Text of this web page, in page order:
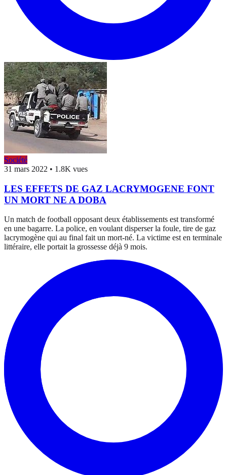
Société
31 mars 2022 • 1.8K vues
LES EFFETS DE GAZ LACRYMOGENE FONT
UN MORT NE A DOBA
Un match de football opposant deux établissements est transformé
en une bagarre. La police, en voulant disperser la foule, tire de gaz
lacrymogène qui au final fait un mort-né. La victime est en terminale
littéraire, elle portait la grossesse déjà 9 mois.